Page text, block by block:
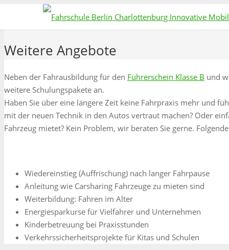
Weitere Angebote
Neben der Fahrausbildung für den Führerschein Klasse B und
weitere Schulungspakete an.
Haben Sie über eine längere Zeit keine Fahrpraxis mehr und
mit der neuen Technik in den Autos vertraut machen? Oder
Fahrzeug mietet? Kein Problem, wir beraten Sie gerne.
Wiedereinstieg (Auffrischung) nach langer Fahrpause
Anleitung wie Carsharing Fahrzeuge zu mieten sind
Weiterbildung: Fahren im Alter
Energiesparkurse für Vielfahrer und Unternehmen
Kinderbetreuung bei Praxisstunden
Verkehrssicherheitsprojekte für Kitas und Schulen